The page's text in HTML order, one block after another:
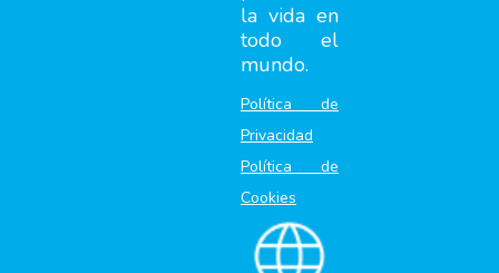
la vida en
todo el
mundo.
Política de
Privacidad
Política de
Cookies